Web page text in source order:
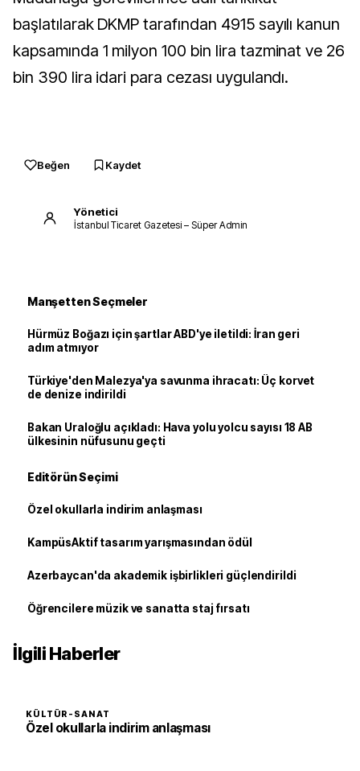
başlatılarak DKMP tarafından 4915 sayılı kanun
kapsamında 1 milyon 100 bin lira tazminat ve 26
bin 390 lira idari para cezası uygulandı.
Beğen Kaydet
Yönetici
İstanbul Ticaret Gazetesi – Süper Admin
Manşetten Seçmeler
Hürmüz Boğazı için şartlar ABD'ye iletildi: İran geri
adım atmıyor
Türkiye'den Malezya'ya savunma ihracatı: Üç korvet
de denize indirildi
Bakan Uraloğlu açıkladı: Hava yolu yolcu sayısı 18 AB
ülkesinin nüfusunu geçti
Editörün Seçimi
Özel okullarla indirim anlaşması
KampüsAktif tasarım yarışmasından ödül
Azerbaycan'da akademik işbirlikleri güçlendirildi
Öğrencilere müzik ve sanatta staj fırsatı
İlgili Haberler
KÜLTÜR-SANAT
Özel okullarla indirim anlaşması